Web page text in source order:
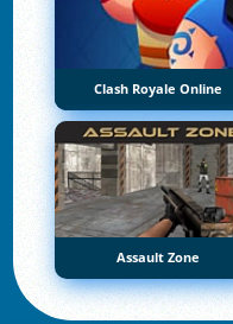
Clash Royale Online
Assault Zone